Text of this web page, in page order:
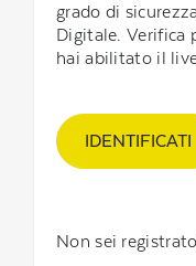
grado di
Digitale. Verifica
hai abilitato il
IDENTIFICATI
Non sei